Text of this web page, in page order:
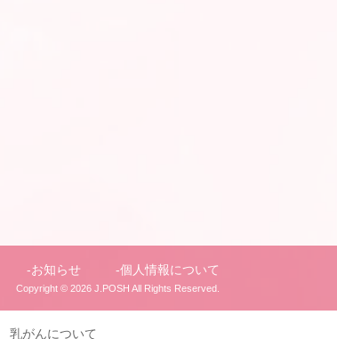
お知らせ 個人情報について
Copyright © 2026 J.POSH All Rights Reserved.
乳がんについて